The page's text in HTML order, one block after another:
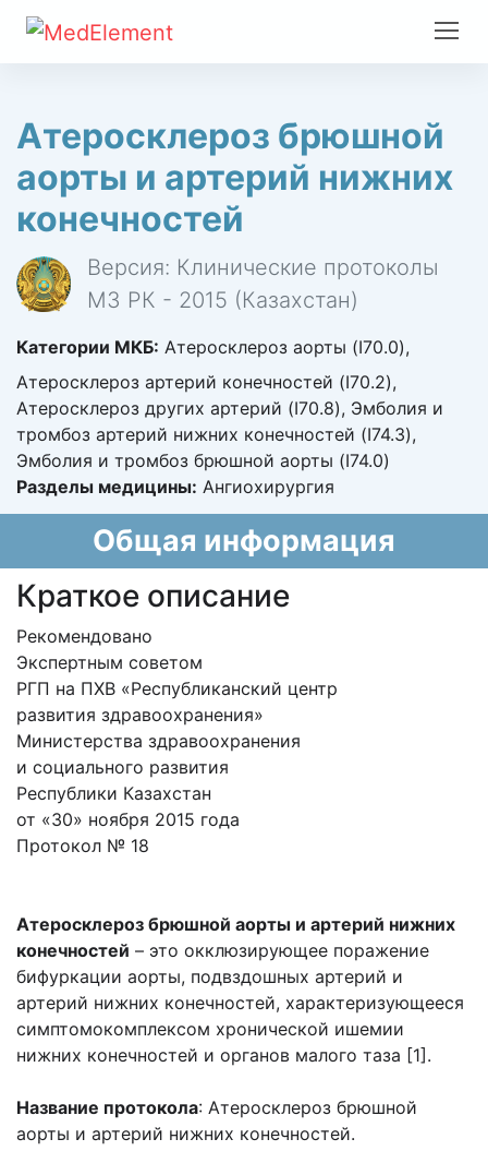
Атеросклероз брюшной
аорты и артерий нижних
конечностей
Версия: Клинические протоколы
МЗ РК - 2015 (Казахстан)
Категории МКБ: Атеросклероз аорты (I70.0),
Атеросклероз артерий конечностей (I70.2),
Атеросклероз других артерий (I70.8), Эмболия и
тромбоз артерий нижних конечностей (I74.3),
Эмболия и тромбоз брюшной аорты (I74.0)
Разделы медицины: Ангиохирургия
Общая информация
Краткое описание
Рекомендовано
Экспертным советом
РГП на ПХВ «Республиканский центр
развития здравоохранения»
Министерства здравоохранения
и социального развития
Республики Казахстан
от «30» ноября 2015 года
Протокол № 18
Атеросклероз брюшной аорты и артерий нижних
конечностей – это окклюзирующее поражение
бифуркации аорты, подвздошных артерий и
артерий нижних конечностей, характеризующееся
симптомокомплексом хронической ишемии
нижних конечностей и органов малого таза [1].
Название протокола: Атеросклероз брюшной
аорты и артерий нижних конечностей.